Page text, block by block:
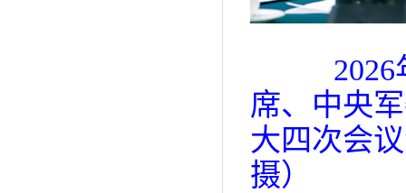
2026年
席、中央
大四次会
摄）